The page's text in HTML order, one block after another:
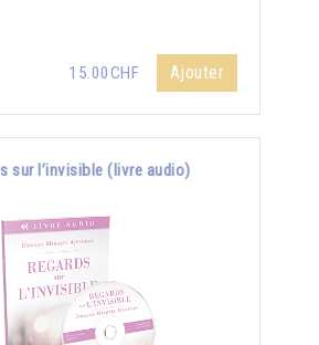
15.00CHF Ajouter
sur l’invisible (livre audio)